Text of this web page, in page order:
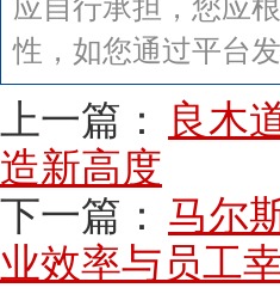
应自行承担，您应
性，如您通过平台
上一篇：
良木
造新高度
下一篇： 马尔
业效率与员工